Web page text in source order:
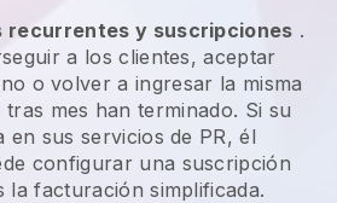
recurrentes y suscripciones .
a los clientes, aceptar
o volver a ingresar la misma
mes han terminado. Si su
en sus servicios de PR, él
configurar una suscripción
la facturación simplificada.